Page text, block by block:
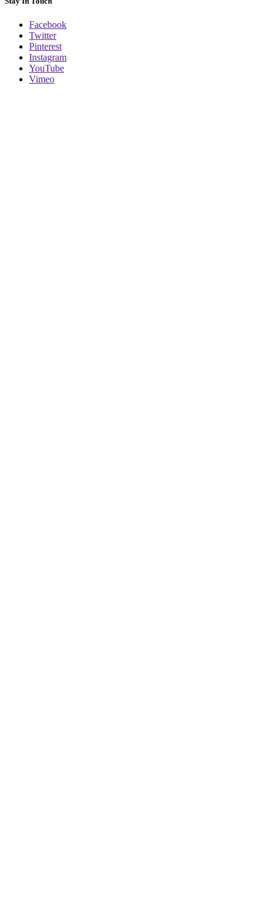
Facebook
Twitter
Pinterest
Instagram
YouTube
Vimeo